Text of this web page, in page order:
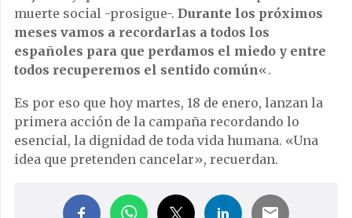
muerte social -prosigue-. Durante los próximos
meses vamos a recordarlas a todos los
españoles para que perdamos el miedo y entre
todos recuperemos el sentido común«.
Es por eso que hoy martes, 18 de enero, lanzan la
primera acción de la campaña recordando lo
esencial, la dignidad de toda vida humana. «Una
idea que pretenden cancelar», recuerdan.